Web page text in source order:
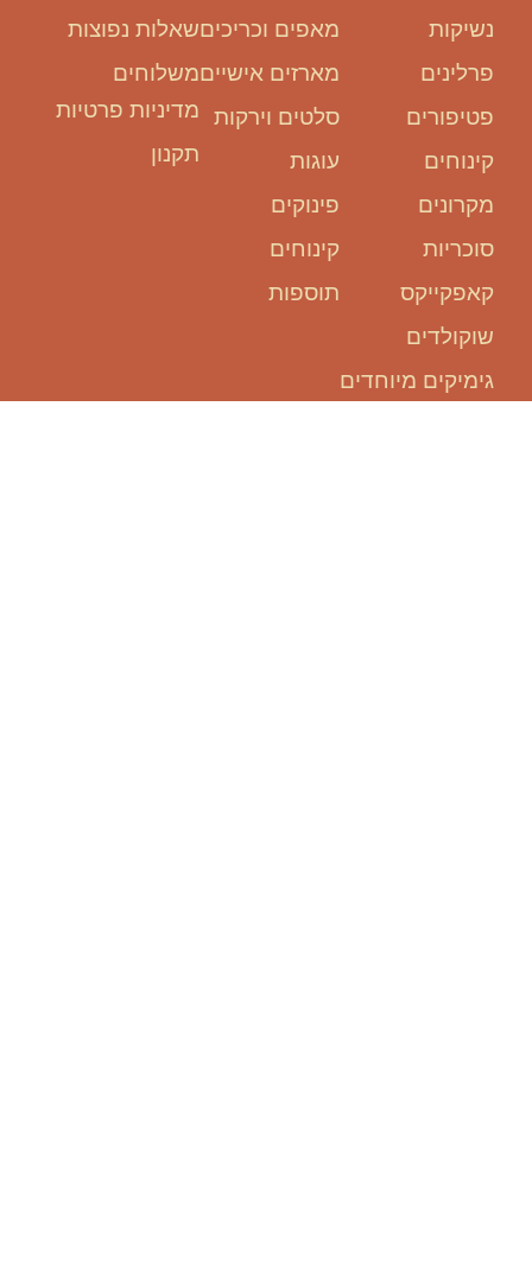
שאלות נפוצות
משלוחים
מדיניות פרטיות
תקנון
נשיקות
פרלינים
פטיפורים
קינוחים
מקרונים
סוכריות
קאפקייקס
שוקולדים
גימיקים מיוחדים
מאפים וכריכים
מארזים אישיים
סלטים וירקות
עוגות
פינוקים
קינוחים
תוספות